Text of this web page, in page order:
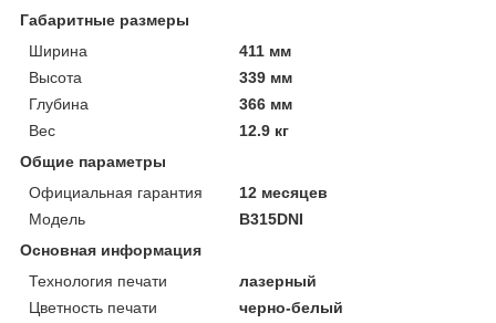
Габаритные размеры
Ширина
411 мм
Высота
339 мм
Глубина
366 мм
Вес
12.9 кг
Общие параметры
Официальная гарантия
12 месяцев
Модель
B315DNI
Основная информация
Технология печати
лазерный
Цветность печати
черно-белый